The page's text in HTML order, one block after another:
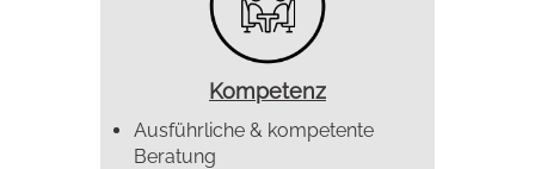
Kompetenz
Ausführliche & kompetente
Beratung